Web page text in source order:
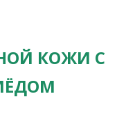
КОЖИ С